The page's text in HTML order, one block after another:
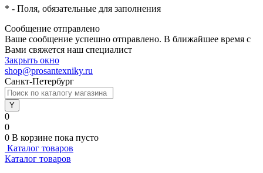
* - Поля, обязательные для заполнения
Сообщение отправлено
Ваше сообщение успешно отправлено. В ближайшее время с
Вами свяжется наш специалист
Закрыть окно
shop@prosantexniky.ru
Санкт-Петербург
0
0
0 В корзине пока пусто
Каталог товаров
Каталог товаров